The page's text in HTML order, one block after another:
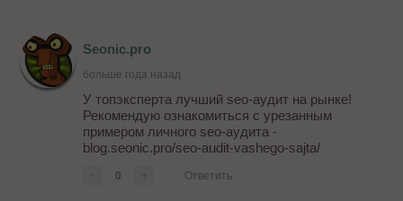
Seonic.pro
больше года назад
У топэксперта лучший seo-аудит на рынке!
Рекомендую ознакомиться с урезанным
примером личного seo-аудита -
blog.seonic.pro/seo-audit-vashego-sajta/
0 Ответить